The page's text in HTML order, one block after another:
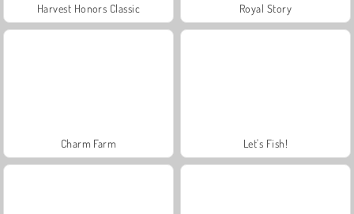
Harvest Honors Classic Royal Story
Charm Farm Let's Fish!